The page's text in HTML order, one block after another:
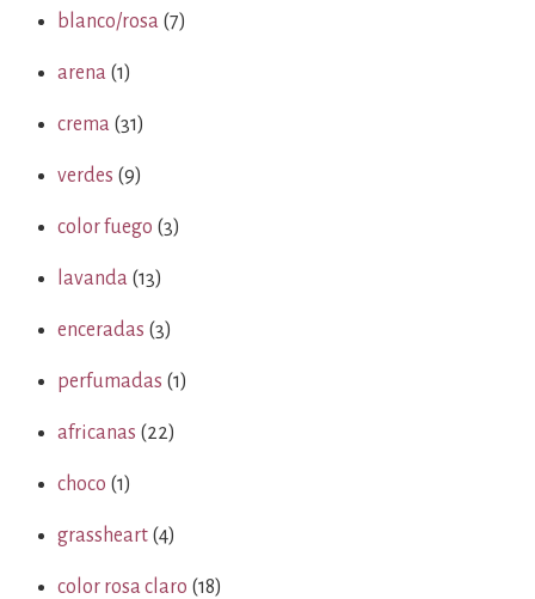
blanco/rosa (7)
arena (1)
crema (31)
verdes (9)
color fuego (3)
lavanda (13)
enceradas (3)
perfumadas (1)
africanas (22)
choco (1)
grassheart (4)
color rosa claro (18)